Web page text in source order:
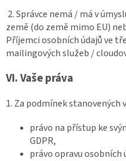
2. Správce nemá / má v
země (do země mimo EU)
Příjemci osobních údajů ve
mailingových služeb /
VI.Vaše práva
1. Za podmínek stanovených
právo na přístup ke
GDPR,
právo opravu osobních